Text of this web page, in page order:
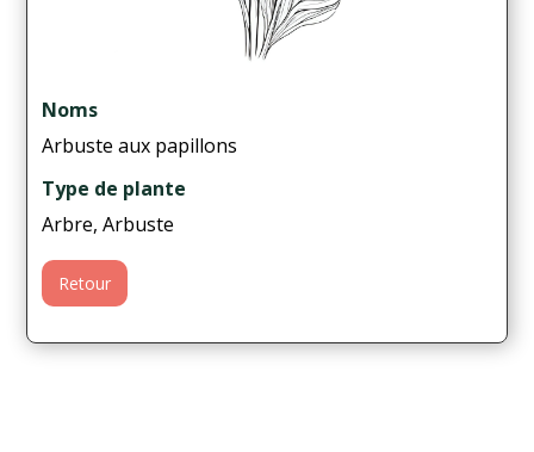
Noms
Arbuste aux papillons
Type de plante
Arbre, Arbuste
Retour